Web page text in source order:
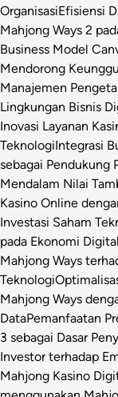
OrganisasiEfisiensi
Mahjong Ways 2
Business Model
Mendorong
Manajemen
Lingkungan Bisnis
Inovasi Layanan
TeknologiIntegrasi
sebagai Pendukung
Mendalam Nilai
Kasino Online
Investasi Saham
pada Ekonomi Digital
Mahjong Ways
Teknologi
Mahjong Ways
DataPemanfaatan
3 sebagai Dasar
Investor terhadap
Mahjong Kasino